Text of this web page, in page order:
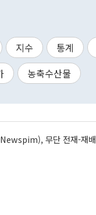
지수 통계
농축수산물
무단 전재-재